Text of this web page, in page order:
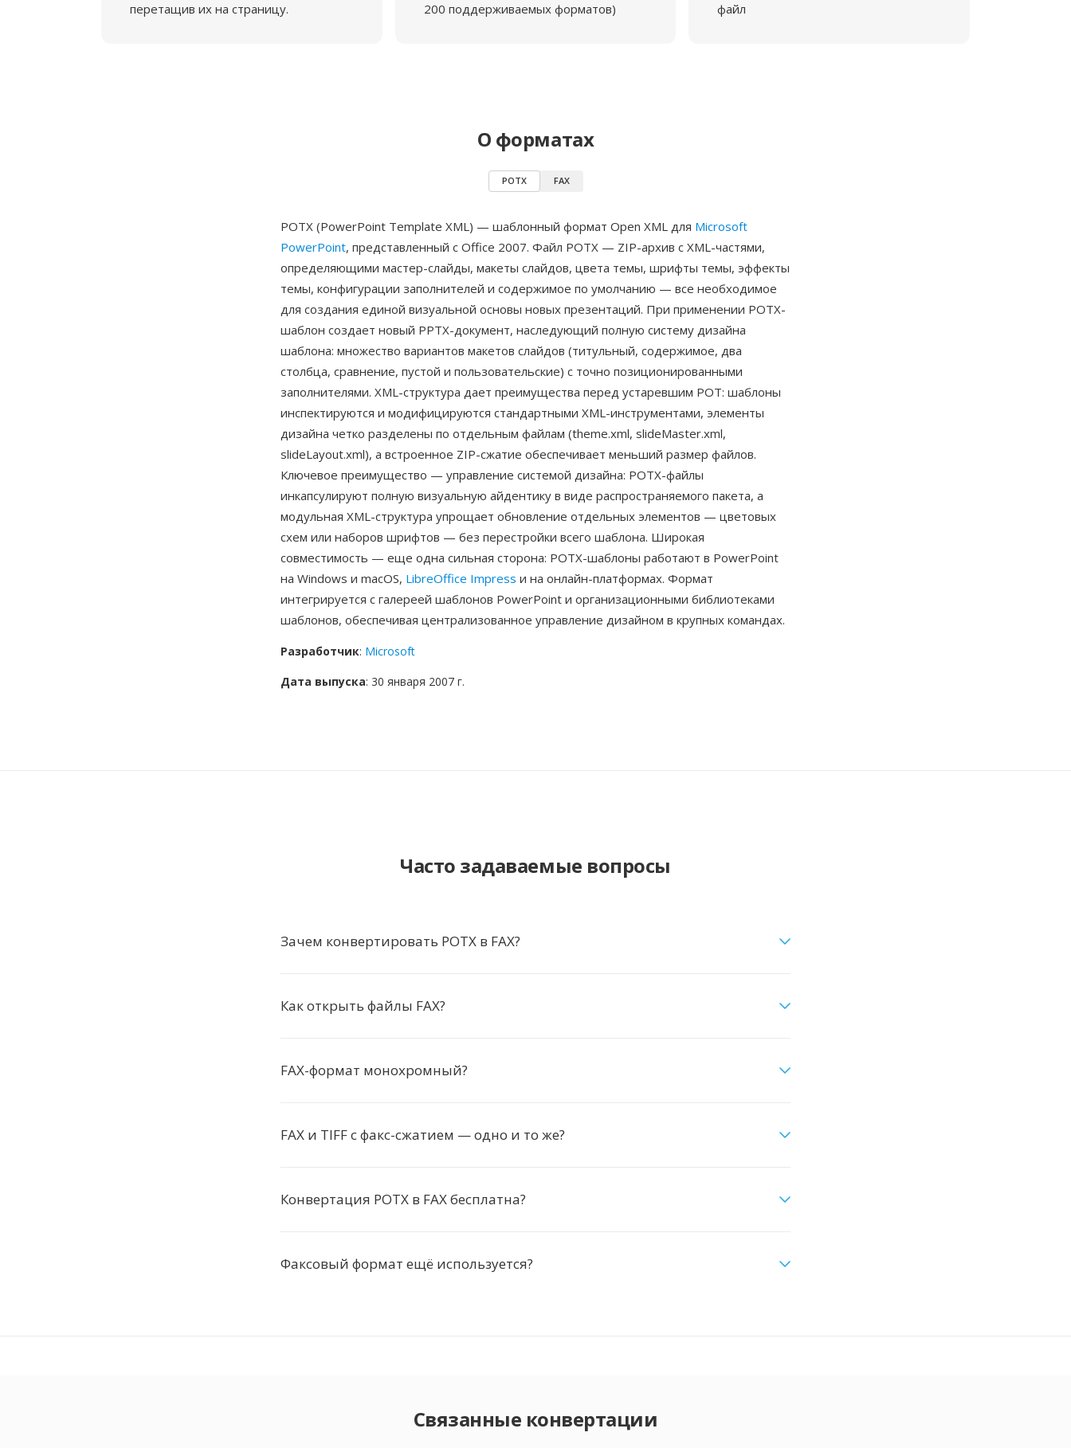
перетащив их на страницу.
200 поддерживаемых форматов)
файл
О форматах
POTX FAX
POTX (PowerPoint Template XML) — шаблонный формат Open XML для Microsoft
PowerPoint, представленный с Office 2007. Файл POTX — ZIP-архив с XML-частями,
определяющими мастер-слайды, макеты слайдов, цвета темы, шрифты темы, эффекты
темы, конфигурации заполнителей и содержимое по умолчанию — все необходимое
для создания единой визуальной основы новых презентаций. При применении POTX-
шаблон создает новый PPTX-документ, наследующий полную систему дизайна
шаблона: множество вариантов макетов слайдов (титульный, содержимое, два
столбца, сравнение, пустой и пользовательские) с точно позиционированными
заполнителями. XML-структура дает преимущества перед устаревшим POT: шаблоны
инспектируются и модифицируются стандартными XML-инструментами, элементы
дизайна четко разделены по отдельным файлам (theme.xml, slideMaster.xml,
slideLayout.xml), а встроенное ZIP-сжатие обеспечивает меньший размер файлов.
Ключевое преимущество — управление системой дизайна: POTX-файлы
инкапсулируют полную визуальную айдентику в виде распространяемого пакета, а
модульная XML-структура упрощает обновление отдельных элементов — цветовых
схем или наборов шрифтов — без перестройки всего шаблона. Широкая
совместимость — еще одна сильная сторона: POTX-шаблоны работают в PowerPoint
на Windows и macOS, LibreOffice Impress и на онлайн-платформах. Формат
интегрируется с галереей шаблонов PowerPoint и организационными библиотеками
шаблонов, обеспечивая централизованное управление дизайном в крупных командах.
Разработчик: Microsoft
Дата выпуска: 30 января 2007 г.
Часто задаваемые вопросы
Зачем конвертировать POTX в FAX?
Как открыть файлы FAX?
FAX-формат монохромный?
FAX и TIFF с факс-сжатием — одно и то же?
Конвертация POTX в FAX бесплатна?
Факсовый формат ещё используется?
Связанные конвертации